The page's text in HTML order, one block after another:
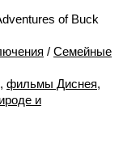
of Buck
/ Семейные
, фильмы Диснея,
и